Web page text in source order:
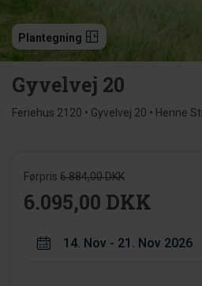
Plantegning
Gyvelvej 20
Feriehus 2120 • Gyvelvej 20 • Henne
Førpris 6.884,00 DKK
6.095,00 DKK